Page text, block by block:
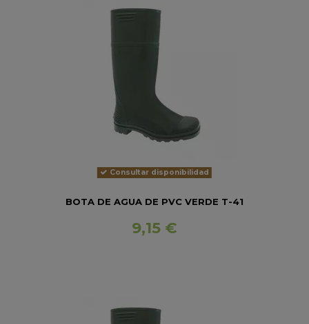
Consultar disponibilidad
BOTA DE AGUA DE PVC VERDE T-41
9,15 €